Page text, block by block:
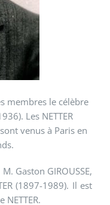
membres le célèbre
Les NETTER
venus à Paris en
Gaston GIROUSSE,
(1897-1989). Il est